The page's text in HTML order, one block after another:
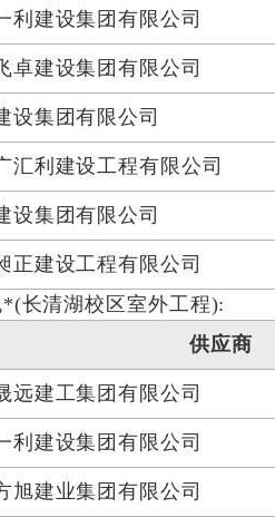
利建设集团有限公司
卓建设集团有限公司
设集团有限公司
汇利建设工程有限公司
设集团有限公司
正建设工程有限公司
长清湖校区室外工程):
供应商
远建工集团有限公司
利建设集团有限公司
旭建业集团有限公司